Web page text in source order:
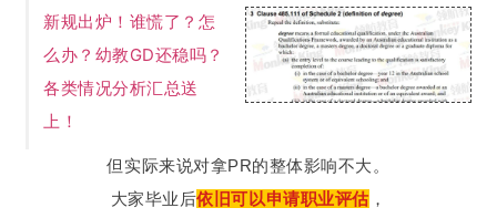
新规出炉！谁慌了？怎
么办？幼教GD还稳吗？
各类情况分析汇总送
上！
但实际来说对拿PR的整体影响不大。
大家毕业后依旧可以申请职业评估 ，